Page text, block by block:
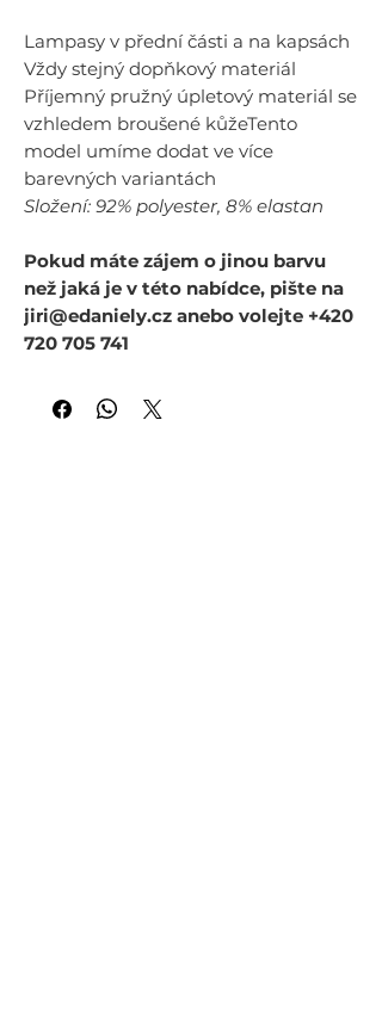
Lampasy v přední části a na kapsách
Vždy stejný dopňkový materiál
Příjemný pružný úpletový materiál se
vzhledem broušené kůžeTento
model umíme dodat ve více
barevných variantách
Složení: 92% polyester, 8% elastan
Pokud máte zájem o jinou barvu
než jaká je v této nabídce, pište na
jiri@edaniely.cz anebo volejte +420
720 705 741